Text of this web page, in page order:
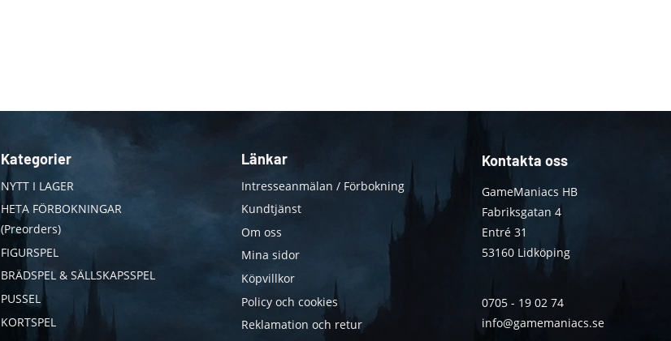
Kategorier
NYTT I LAGER
HETA FÖRBOKNINGAR
(Preorders)
FIGURSPEL
BRÄDSPEL & SÄLLSKAPSSPEL
PUSSEL
KORTSPEL
Länkar
Intresseanmälan / Förbokning
Kundtjänst
Om oss
Mina sidor
Köpvillkor
Policy och cookies
Reklamation och retur
Kontakta oss
GameManiacs HB
Fabriksgatan 4
Entré 31
53160 Lidköping
0705 - 19 02 74
info@gamemaniacs.se